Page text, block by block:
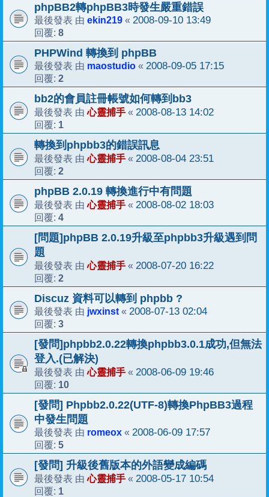
phpBB2轉phpBB3時發生嚴重錯誤
最後發表 由 ekin219 « 2008-09-10 13:49
回覆: 8
PHPWind 轉換到 phpBB
最後發表 由 maostudio « 2008-09-05 17:15
回覆: 2
bb2的會員註冊帳號如何轉到bb3
最後發表 由心靈捕手 « 2008-08-13 14:02
回覆: 1
轉換到phpbb3的錯誤訊息
最後發表 由心靈捕手 « 2008-08-04 23:51
回覆: 2
phpBB 2.0.19 轉換進行中有問題
最後發表 由心靈捕手 « 2008-08-02 18:03
回覆: 4
[問題]phpBB 2.0.19升級至phpbb3升級遇到問
題
最後發表 由心靈捕手 « 2008-07-20 16:22
回覆: 2
Discuz 資料可以轉到 phpbb ?
最後發表 由 jwxinst « 2008-07-13 02:04
回覆: 3
[發問]phpbb2.0.22轉換phpbb3.0.1成功,但無法
登入.(已解決)
最後發表 由心靈捕手 « 2008-06-09 19:46
回覆: 10
[發問] Phpbb2.0.22(UTF-8)轉換PhpBB3過程
中發生問題
最後發表 由 romeox « 2008-06-09 17:57
回覆: 5
[發問] 升級後舊版本的外語變成編碼
最後發表 由心靈捕手 « 2008-05-17 10:54
回覆: 1